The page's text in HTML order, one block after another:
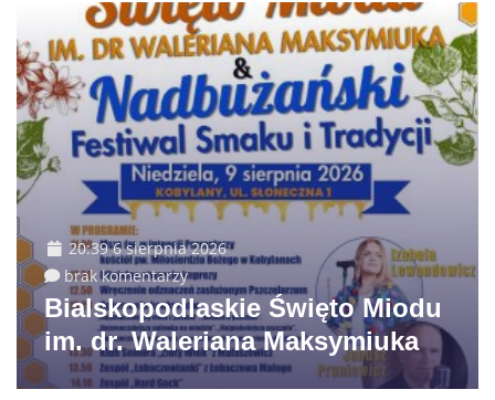
20:39 6 sierpnia 2026
brak komentarzy
Bialskopodlaskie Święto Miodu
im. dr. Waleriana Maksymiuka